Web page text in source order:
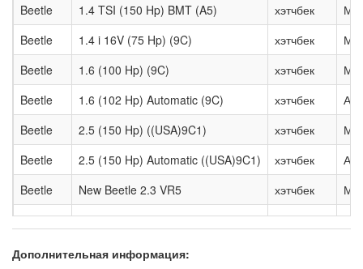
Beetle
1.4 TSI (150 Hp) BMT (A5) хэтчбек
Beetle
1.4 i 16V (75 Hp) (9C) хэтчбек
Beetle
1.6 (100 Hp) (9C) хэтчбек
Beetle
1.6 (102 Hp) Automatic (9C) хэтчбек
Beetle
2.5 (150 Hp) ((USA)9C1) хэтчбек
Beetle
2.5 (150 Hp) Automatic ((USA)9C1) хэтчбек
Beetle
New Beetle 2.3 VR5 хэтчбек
Beetle
New Beetle Cabriolet 2.0 кабриолет
Дополнительная информация: